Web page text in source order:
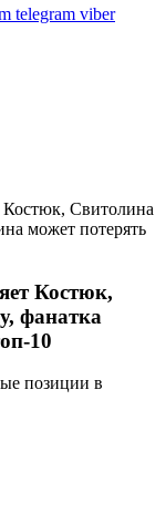
telegram viber
Костюк, Свитолина
может потерять
Костюк,
фанатка
10
позиции в